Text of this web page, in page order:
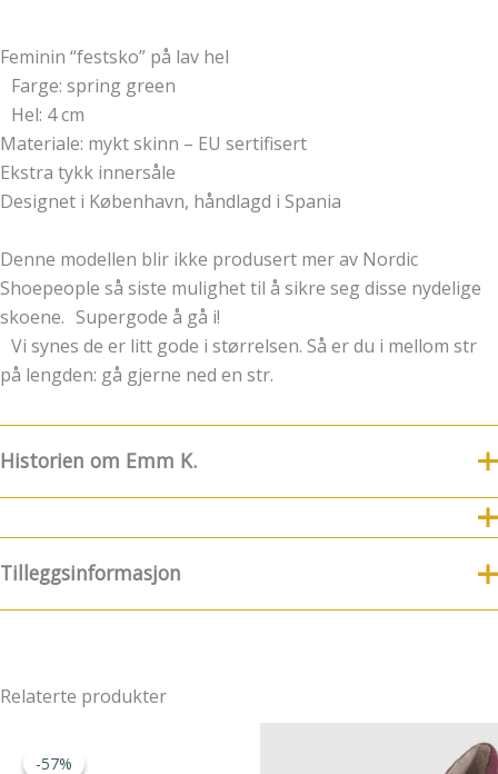
Feminin “festsko” på lav hel
Farge: spring green
Hel: 4 cm
Materiale: mykt skinn – EU sertifisert
Ekstra tykk innersåle
Designet i København, håndlagd i Spania
Denne modellen blir ikke produsert mer av Nordic
Shoepeople så siste mulighet til å sikre seg disse nydelige
skoene. Supergode å gå i!
Vi synes de er litt gode i størrelsen. Så er du i mellom str
på lengden: gå gjerne ned en str.
Historien om Emm K.
kommer her litt historie og funfacts om EMM K.
8.7.2019 ble Emm K.-butikken født! Emm K. startet litt før
det, men da var konseptet noe annerledes. Det startet med
Emm K. skulle være et sted man kunne komme å velge seg
få et skreddersydd plagg som passet perfekt til nettopp din
Tilleggsinformasjon
Relaterte produkter
-57%
-57%